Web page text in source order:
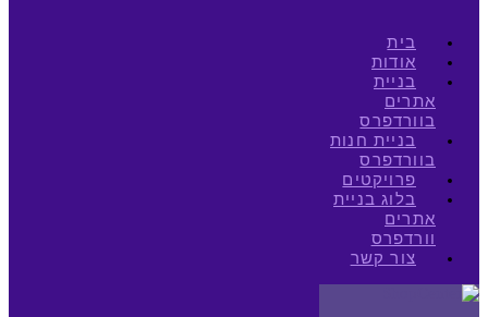
בית
אודות
בניית
אתרים
בוורדפרס
בניית חנות
בוורדפרס
פרויקטים
בלוג בניית
אתרים
וורדפרס
צור קשר